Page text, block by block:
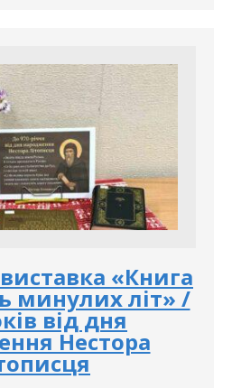
«Книга
минулих літ» /
від дня
Нестора